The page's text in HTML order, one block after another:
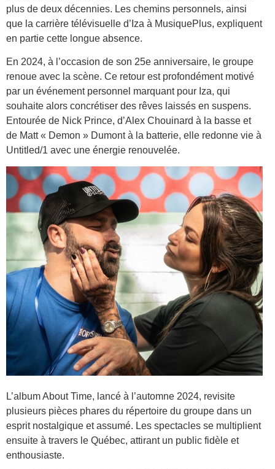
plus de deux décennies. Les chemins personnels, ainsi
que la carrière télévisuelle d’Iza à MusiquePlus, expliquent
en partie cette longue absence.
En 2024, à l’occasion de son 25e anniversaire, le groupe
renoue avec la scène. Ce retour est profondément motivé
par un événement personnel marquant pour Iza, qui
souhaite alors concrétiser des rêves laissés en suspens.
Entourée de Nick Prince, d’Alex Chouinard à la basse et
de Matt « Demon » Dumont à la batterie, elle redonne vie à
Untitled/1 avec une énergie renouvelée.
L’album About Time, lancé à l’automne 2024, revisite
plusieurs pièces phares du répertoire du groupe dans un
esprit nostalgique et assumé. Les spectacles se multiplient
ensuite à travers le Québec, attirant un public fidèle et
enthousiaste.